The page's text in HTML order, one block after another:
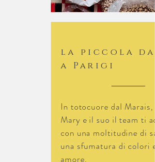
la piccola
a Parigi
In totocuore dal Marais,
Mary e il suo il team ti
con una moltitudine di
una sfumatura di colori
amore.